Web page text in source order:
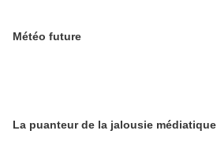
Météo future
La puanteur de la jalousie médiatique